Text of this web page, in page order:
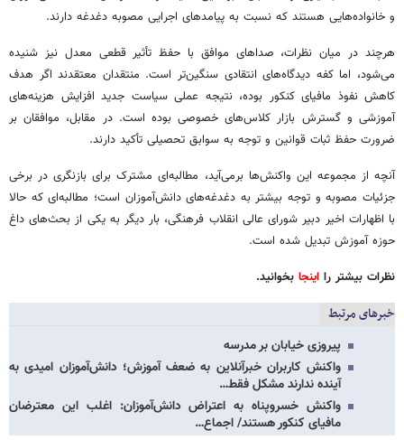
و خانواده‌هایی هستند که نسبت به پیامدهای اجرایی مصوبه دغدغه دارند.
هرچند در میان نظرات، صداهای موافق با حفظ تأثیر قطعی معدل نیز شنیده
می‌شود، اما کفه دیدگاه‌های انتقادی سنگین‌تر است. منتقدان معتقدند اگر هدف
کاهش نفوذ مافیای کنکور بوده، نتیجه عملی سیاست جدید افزایش هزینه‌های
آموزشی و گسترش بازار کلاس‌های خصوصی بوده است. در مقابل، موافقان بر
ضرورت حفظ ثبات قوانین و توجه به سوابق تحصیلی تأکید دارند.
آنچه از مجموعه این واکنش‌ها برمی‌آید، مطالبه‌ای مشترک برای بازنگری در برخی
جزئیات مصوبه و توجه بیشتر به دغدغه‌های دانش‌آموزان است؛ مطالبه‌ای که حالا
با اظهارات اخیر دبیر شورای عالی انقلاب فرهنگی، بار دیگر به یکی از بحث‌های داغ
حوزه آموزش تبدیل شده است.
نظرات بیشتر را اینجا بخوانید.
خبرهای مرتبط
پیروزی خیابان بر مدرسه
واکنش کاربران خبرآنلاین به ضعف آموزش؛ دانش‌آموزان امیدی به
آینده ندارند مشکل فقط…
واکنش خسروپناه به اعتراض دانش‌آموزان: اغلب این معترضان
مافیای کنکور هستند/ اجماع…